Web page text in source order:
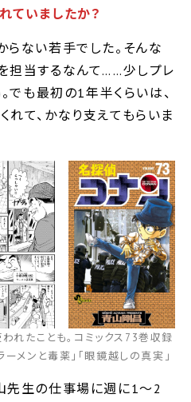
ていましたか？
ない若手でした。そんな
担当するなんて……少しプレ
でも最初の1年半くらいは、
て、かなり支えてもらいま
れたことも。コミックス73巻収録
ーメンと毒薬｣｢眼鏡越しの真実｣
先生の仕事場に週に1～2